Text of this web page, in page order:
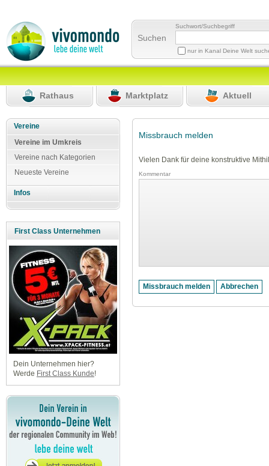
Suchen
Suchwort/Suchbegriff
nur in Kanal Deine Welt
Rathaus Marktplatz Aktuell
Vereine
Vereine im Umkreis
Vereine nach Kategorien
Neueste Vereine
Infos
First Class Unternehmen
Dein Unternehmen hier?
Werde First Class Kunde!
Missbrauch melden
Vielen Dank für deine konstruktive
Kommentar